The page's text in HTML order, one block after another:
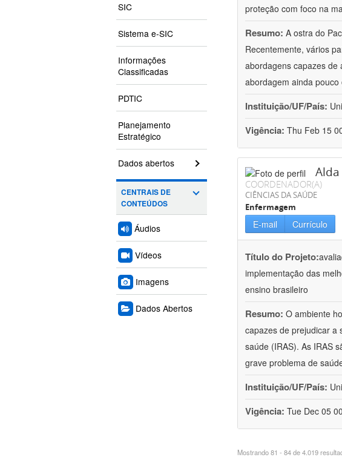
SIC
Sistema e-SIC
Informações
Classificadas
PDTIC
Planejamento
Estratégico
Dados abertos
CENTRAIS DE
CONTEÚDOS
Áudios
Vídeos
Imagens
Dados Abertos
proteção com foco na
Resumo: A ostra do
Recentemente, vários
abordagens capazes de
abordagem ainda
Instituição/UF/País:
Vigência: Thu Feb 15
COORDENADOR(A)
CIÊNCIAS DA SAÚDE
Enfermagem
E-mail Currículo
Título do Projeto:
implementação das
ensino brasileiro
Resumo: O ambiente
capazes de prejudicar a
saúde (IRAS). As IRAS
grave problema de
Instituição/UF/País:
Vigência: Tue Dec 05
Mostrando 81 - 84 de 4.019